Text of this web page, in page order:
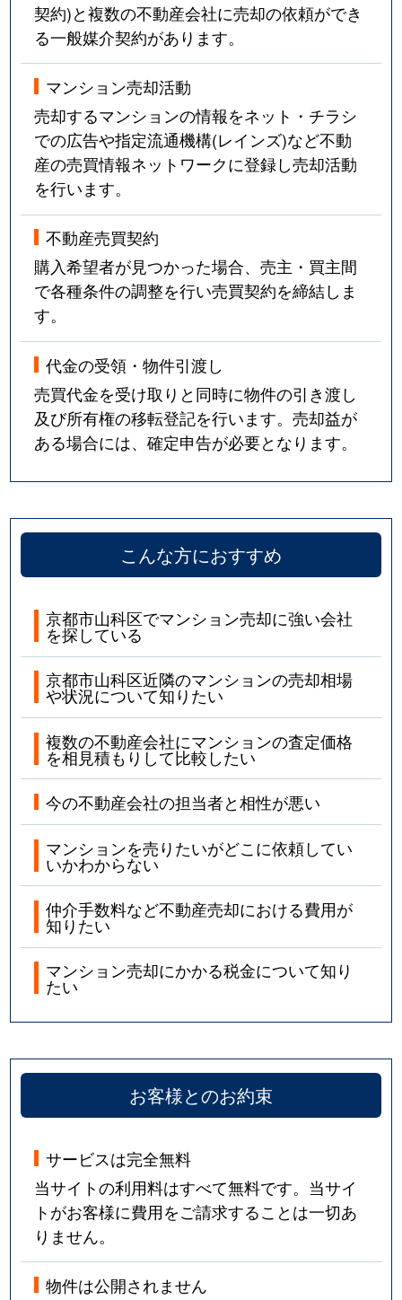
契約)と複数の不動産会社に売却の依頼ができ
る一般媒介契約があります。
マンション売却活動
売却するマンションの情報をネット・チラシ
での広告や指定流通機構(レインズ)など不動
産の売買情報ネットワークに登録し売却活動
を行います。
不動産売買契約
購入希望者が見つかった場合、売主・買主間
で各種条件の調整を行い売買契約を締結しま
す。
代金の受領・物件引渡し
売買代金を受け取りと同時に物件の引き渡し
及び所有権の移転登記を行います。売却益が
ある場合には、確定申告が必要となります。
こんな方におすすめ
京都市山科区でマンション売却に強い会社
を探している
京都市山科区近隣のマンションの売却相場
や状況について知りたい
複数の不動産会社にマンションの査定価格
を相見積もりして比較したい
今の不動産会社の担当者と相性が悪い
マンションを売りたいがどこに依頼してい
いかわからない
仲介手数料など不動産売却における費用が
知りたい
マンション売却にかかる税金について知り
たい
お客様とのお約束
サービスは完全無料
当サイトの利用料はすべて無料です。当サイ
トがお客様に費用をご請求することは一切あ
りません。
物件は公開されません